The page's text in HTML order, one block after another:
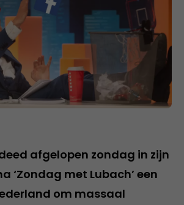
afgelopen zondag in zijn
‘Zondag met Lubach’ een
om massaal